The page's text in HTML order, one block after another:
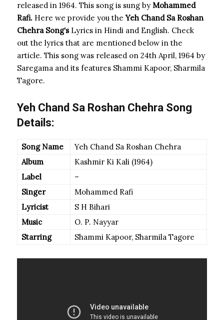
released in 1964. This song is sung by Mohammed
Rafi. Here we provide you the Yeh Chand Sa Roshan
Chehra Song‘sLyrics in Hindi and English. Check
out the lyrics that are mentioned below in the
article. This song was released on 24th April, 1964 by
Saregama and its features Shammi Kapoor, Sharmila
Tagore.
Yeh Chand Sa Roshan Chehra Song
Details:
Song Name
Yeh Chand Sa Roshan Chehra
Album
Kashmir Ki Kali (1964)
Label
–
Singer
Mohammed Rafi
Lyricist
S H Bihari
Music
O. P. Nayyar
Starring
Shammi Kapoor, Sharmila Tagore